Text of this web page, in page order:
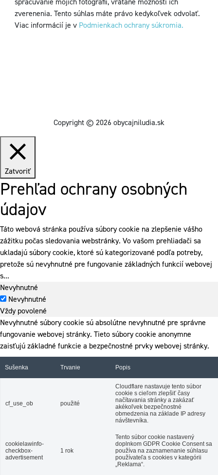
zverenenia. Tento súhlas máte právo kedykoľvek odvolať.
Viac informácií je v Podmienkach ochrany súkromia.
Copyright © 2026 obycajniludia.sk
Zatvoriť
Prehľad ochrany osobných
údajov
Táto webová stránka používa súbory cookie na zlepšenie vášho
zážitku počas sledovania webstránky. Vo vašom prehliadači sa
ukladajú súbory cookie, ktoré sú kategorizované podľa potreby,
pretože sú nevyhnutné pre fungovanie základných funkcií webovej
s...
Nevyhnutné
Nevyhnutné
Vždy povolené
Nevyhnutné súbory cookie sú absolútne nevyhnutné pre správne
fungovanie webovej stránky. Tieto súbory cookie anonymne
zaisťujú základné funkcie a bezpečnostné prvky webovej stránky.
Sušenka Trvanie Popis
cf_use_ob použité
Cloudflare nastavuje tento súbor
cookie s cieľom zlepšiť časy
načítavania stránky a zakázať
akékoľvek bezpečnostné
obmedzenia na základe IP adresy
návštevníka.
cookielawinfo-
checkbox-
advertisement
1 rok
Tento súbor cookie nastavený
doplnkom GDPR Cookie Consent sa
používa na zaznamenanie súhlasu
používateľa s cookies v kategórii
„Reklama“.